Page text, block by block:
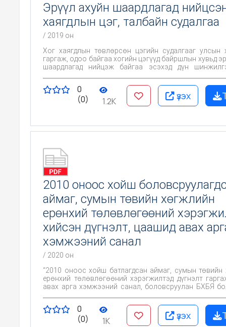
Эрүүл ахуйн шаардлагад
хаягдлын цэг, талбайн судалгаа
/ 2019 он
Хог хаягдлын төвлөрсөн цэгийн судалгааг улсын
гаргаж, одоо байгаа хогийн цэгүүд байршлын хувьд
шаардлагад нийцэж байгаа эсэхэд дүн
0
(0)
1.2K үзэх
2010 оноос хойш
аймаг, сумын төвийн хөгжлийн
ерөнхий төлөвлөгөөний
хийсэн дүгнэлт, цаашид авах
хэмжээний санал
/ 2020 он
“2010 оноос хойш батлагдсан аймаг, сумын төвийн
ерөнхий төлөвлөгөөний хэрэгжилтэд дүгнэлт
авах арга хэмжээний санал, боловсруулан БХБЯ
0
(0)
1K үзэх